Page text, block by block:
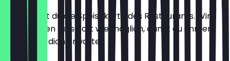
Hier findest du die Speisekarte des Restaurants. Wir
aktualisieren sie so oft wie möglich, damit du immer
weißt, was dich erwartet.